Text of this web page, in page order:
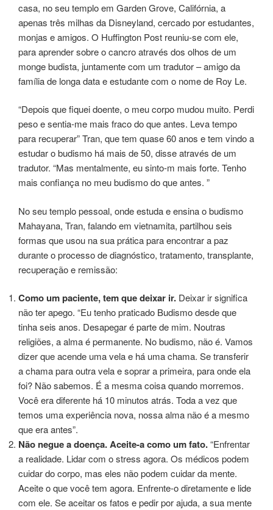
casa, no seu templo em Garden Grove, Califórnia, a
apenas três milhas da Disneyland, cercado por estudantes,
monjas e amigos. O Huffington Post reuniu-se com ele,
para aprender sobre o cancro através dos olhos de um
monge budista, juntamente com um tradutor – amigo da
família de longa data e estudante com o nome de Roy Le.
“Depois que fiquei doente, o meu corpo mudou muito. Perdi
peso e sentia-me mais fraco do que antes. Leva tempo
para recuperar” Tran, que tem quase 60 anos e tem vindo a
estudar o budismo há mais de 50, disse através de um
tradutor. “Mas mentalmente, eu sinto-m mais forte. Tenho
mais confiança no meu budismo do que antes. ”
No seu templo pessoal, onde estuda e ensina o budismo
Mahayana, Tran, falando em vietnamita, partilhou seis
formas que usou na sua prática para encontrar a paz
durante o processo de diagnóstico, tratamento, transplante,
recuperação e remissão:
Como um paciente, tem que deixar ir. Deixar ir significa
não ter apego. “Eu tenho praticado Budismo desde que
tinha seis anos. Desapegar é parte de mim. Noutras
religiões, a alma é permanente. No budismo, não é. Vamos
dizer que acende uma vela e há uma chama. Se transferir
a chama para outra vela e soprar a primeira, para onde ela
foi? Não sabemos. É a mesma coisa quando morremos.
Você era diferente há 10 minutos atrás. Toda a vez que
temos uma experiência nova, nossa alma não é a mesmo
que era antes”.
Não negue a doença. Aceite-a como um fato.“Enfrentar
a realidade. Lidar com o stress agora. Os médicos podem
cuidar do corpo, mas eles não podem cuidar da mente.
Aceite o que você tem agora. Enfrente-o diretamente e lide
com ele. Se aceitar os fatos e pedir por ajuda, a sua mente